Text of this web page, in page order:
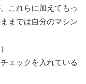
これらに加えてもっ
までは自分のマシン
ェックを入れている